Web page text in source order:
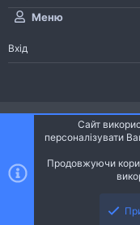
Меню
Вхід
Ніч
Українська (UA)
Community platform by
Community platform by
Сайт
персоналізувати
Продовжуючи